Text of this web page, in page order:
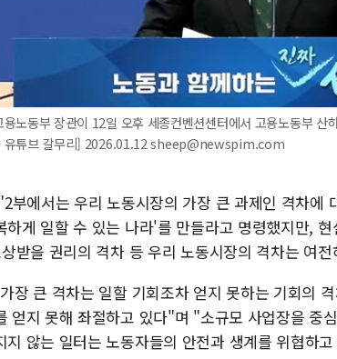
용노동부 장관이 12일 오후 세종컨벤션센터에서 고용노동부
유튜브 갈무리] 2026.01.12 sheep@newspim.com
부에서는 우리 노동시장의 가장 큰 과제인 격차에
하게 일할 수 있는 나라'를 만들라고 명령했지만,
받을 권리의 격차 등 우리 노동시장의 격차는 여
장 큰 격차는 일할 기회조차 얻지 못하는 기회의
얻지 못해 좌절하고 있다"며 "소규모 사업장을 중
지 않는 일터는 노동자들의 안전과 생계를 위협하